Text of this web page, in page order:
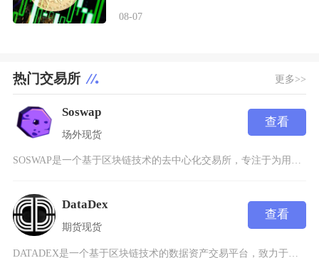
08-07
热门交易所 更多>>
Soswap
场外现货
查看
SOSWAP是一个基于区块链技术的去中心化交易所，专注于为用户提供安全、高效的数字资产交易
DataDex
期货现货
查看